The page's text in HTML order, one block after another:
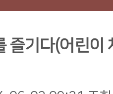
즐기다(어린이